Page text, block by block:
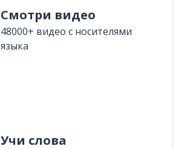
Смотри видео
48000+ видео с носителями
языка
Учи слова